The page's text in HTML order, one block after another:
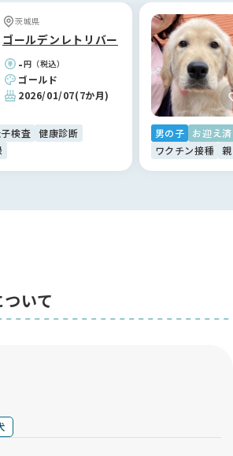
などの加入をご検討ください。
節に異常があるか判断をすることが出
ありませんが、股関節形成不全に対して
5か月に歩行の違和感がありましたら、
をお勧めします。骨頭や臼蓋（きゅうが
てもよい治療法があります。
ンレトリバー）
性脊髄症 栄養障害性表皮水疱症（ゴー
リバー系）
ンレトリバー系）
性症 (prcd PRA)
成症２(中程度不均衡型小犬症)
犬種対象遺伝子）
茨城県
ゴールデンレトリバー
-円（税込）
ゴールド
2026/01/07(7か月)
検査
健康診断
男の子
お迎え済
ワクチン接種
いて